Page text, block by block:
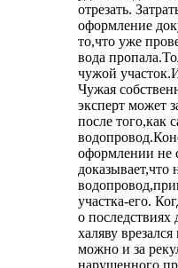
отрезать.
оформление
то,что уже
вода
чужой
Чужая
эксперт может
после того,как
оформлении не
доказывает,что
участка-его.
о последствиях
халяву
можно и за